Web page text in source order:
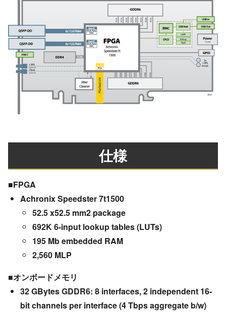
仕様
■FPGA
Achronix Speedster 7t1500
52.5 x52.5 mm2 package
692K 6-input lookup tables (LUTs)
195 Mb embedded RAM
2,560 MLP
■オンボードメモリ
32 GBytes GDDR6: 8 interfaces, 2 independent 16-
bit channels per interface (4 Tbps aggregate b/w)